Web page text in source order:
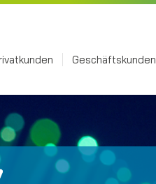
Geschäftskunden